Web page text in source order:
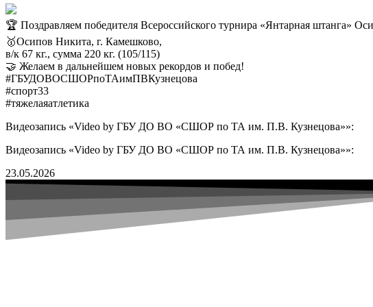
🏆 Поздравляем победителя Всероссийского турнира «Янтарная штанга»
🥇Осипов Никита, г. Камешково,
в/к 67 кг., сумма 220 кг. (105/115)
🤝 Желаем в дальнейшем новых рекордов и побед!
#ГБУДОВОСШОРпоТАимПВКузнецова
#спорт33
#тяжелаяатлетика
Видеозапись «Video by ГБУ ДО ВО «СШОР по ТА им. П.В. Кузнецова»»:
Видеозапись «Video by ГБУ ДО ВО «СШОР по ТА им. П.В. Кузнецова»»:
23.05.2026